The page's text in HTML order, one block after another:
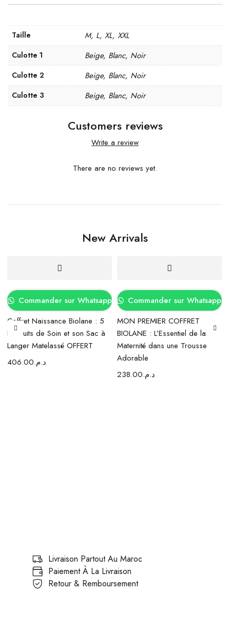
Taille M, L, XL, XXL
Culotte 1 Beige, Blanc, Noir
Culotte 2 Beige, Blanc, Noir
Culotte 3 Beige, Blanc, Noir
Customers reviews
Write a review
There are no reviews yet.
New Arrivals
Commander sur Whatsapp
Coffret Naissance Biolane : 5
Produits de Soin et son Sac à
Langer Matelassé OFFERT
د.م.406.00
Commander sur Whatsapp
MON PREMIER COFFRET
BIOLANE : L’Essentiel de la
Maternité dans une Trousse
Adorable
د.م.238.00
Livraison Partout Au Maroc
Paiement À La Livraison
Retour & Remboursement